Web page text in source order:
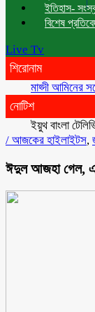
ইতিহাস-
বিশেষ
Live Tv
শিরোনাম
মাহ্দী আমিনের সঙ্গে
নোটিশ
ইয়ুথ বাংলা টেলিভিশন
/ আজকের হাইলাইটস,
ঈদুল আজহা গেল,